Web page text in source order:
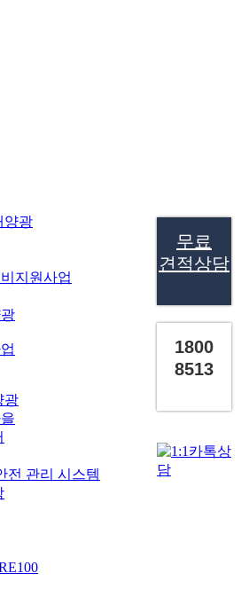
양광
지원사업
광
전 관리 시스템
무료
견적상담
1800
8513